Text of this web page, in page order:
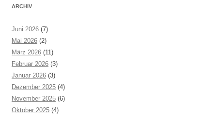
ARCHIV
Juni 2026 (7)
Mai 2026 (2)
März 2026 (11)
Februar 2026 (3)
Januar 2026 (3)
Dezember 2025 (4)
November 2025 (6)
Oktober 2025 (4)